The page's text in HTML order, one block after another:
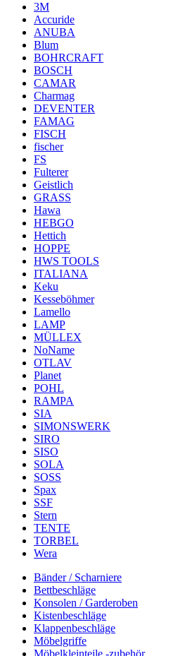
3M
Accuride
ANUBA
Blum
BOHRCRAFT
BOSCH
CAMAR
Charmag
DEVENTER
FAMAG
FISCH
fischer
FS
Fulterer
Geistlich
GRASS
Hawa
HEBGO
Hettich
HOPPE
HWS TOOLS
ITALIANA
Keku
Kesseböhmer
Lamello
LAMP
MÜLLEX
NoName
OTLAV
Planet
POHL
RAMPA
SIA
SIMONSWERK
SIRO
SISO
SOLA
SOSS
Spax
SSF
Stern
TENTE
TORBEL
Wera
Bänder / Scharniere
Bettbeschläge
Konsolen / Garderoben
Kistenbeschläge
Klappenbeschläge
Möbelgriffe